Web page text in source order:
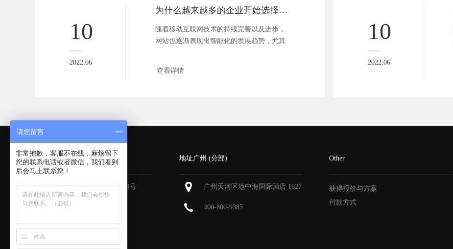
10
2022.06
为什么越来越多的企业开始选择响应式网站
随着移动互联网技术的持续完善以及进步，
网站也逐渐表现出智能化的发展趋势，尤其
查看详情
10
2022.06
深圳 (总部)
深圳福田区深南大道6013号
中国有色大厦713-715
地址广州 (分部)
广州天河区地中海国际酒店 1627
400-800-9385
Other
获得报价与方案
付款方式
请您留言
非常抱歉，客服不在线，麻烦留下
您的联系电话或者微信，我们看到
后会马上联系您！